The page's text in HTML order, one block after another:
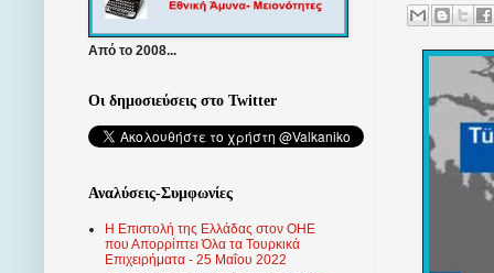
Από το 2008...
Οι δημοσιεύσεις στο Twitter
Αναλύσεις-Συμφωνίες
Η Επιστολή της Ελλάδας στον ΟΗΕ
που Απορρίπτει Όλα τα Τουρκικά
Επιχειρήματα - 25 Μαΐου 2022